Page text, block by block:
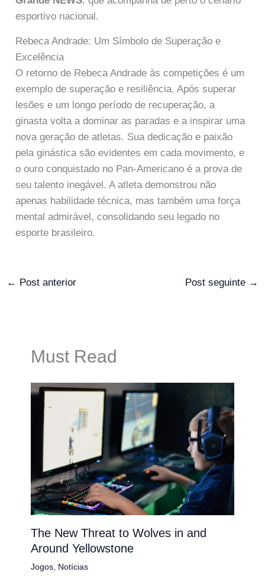
esportivo nacional.
Rebeca Andrade: Um Símbolo de Superação e
Excelência
O retorno de Rebeca Andrade às competições é um
exemplo de superação e resiliência. Após superar
lesões e um longo período de recuperação, a
ginasta volta a dominar as paradas e a inspirar uma
nova geração de atletas. Sua dedicação e paixão
pela ginástica são evidentes em cada movimento, e
o ouro conquistado no Pan-Americano é a prova de
seu talento inegável. A atleta demonstrou não
apenas habilidade técnica, mas também uma força
mental admirável, consolidando seu legado no
esporte brasileiro.
← Post anterior Post seguinte →
Must Read
The New Threat to Wolves in and
Around Yellowstone
Jogos, Notícias